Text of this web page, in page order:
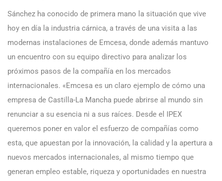
Sánchez ha conocido de primera mano la situación que vive
hoy en día la industria cárnica, a través de una visita a las
modernas instalaciones de Emcesa, donde además mantuvo
un encuentro con su equipo directivo para analizar los
próximos pasos de la compañía en los mercados
internacionales. «Emcesa es un claro ejemplo de cómo una
empresa de Castilla-La Mancha puede abrirse al mundo sin
renunciar a su esencia ni a sus raíces. Desde el IPEX
queremos poner en valor el esfuerzo de compañías como
esta, que apuestan por la innovación, la calidad y la apertura a
nuevos mercados internacionales, al mismo tiempo que
generan empleo estable, riqueza y oportunidades en nuestra